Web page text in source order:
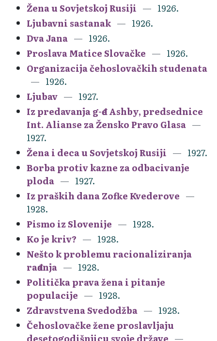
Žena u Sovjetskoj Rusiji
1926.
Ljubavni sastanak
1926.
Dva Jana
1926.
Proslava Matice Slovačke
1926.
Organizacija čehoslovačkih studenata
1926.
Ljubav
1927.
Iz predavanja g-đe Ashby, predsednice
Int. Alianse za Žensko Pravo Glasa
1927.
Žena i deca u Sovjetskoj Rusiji
1927.
Borba protiv kazne za odbacivanje
ploda
1927.
Iz praških dana Zofke Kvederove
1928.
Pismo iz Slovenije
1928.
Ko je kriv?
1928.
Nešto k problemu racionaliziranja
rađanja
1928.
Politička prava žena i pitanje
populacije
1928.
Zdravstvena Svedodžba
1928.
Čehoslovačke žene proslavljaju
desetogodišnjicu svoje države